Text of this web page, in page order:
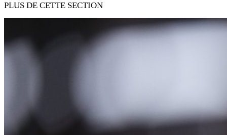
PLUS DE CETTE SECTION